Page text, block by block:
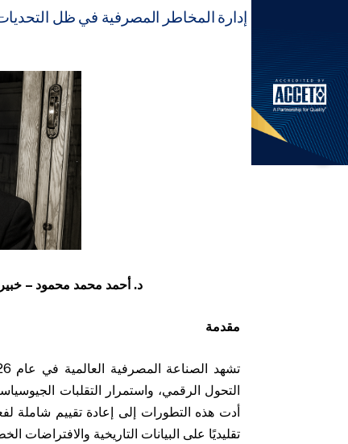
إدارة المخاطر المصرفية في ظل التحديات
د. أحمد محمد محمود –
مقدمة
التحول الرقمي، واستمرار التقلبات
أدت هذه التطورات إلى إعادة تقييم شاملة
تقليديًا على البيانات التاريخية والافتراضات